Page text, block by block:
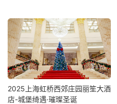
2025上海虹桥西郊庄园丽笙大酒
店-城堡绮遇·璀璨圣诞